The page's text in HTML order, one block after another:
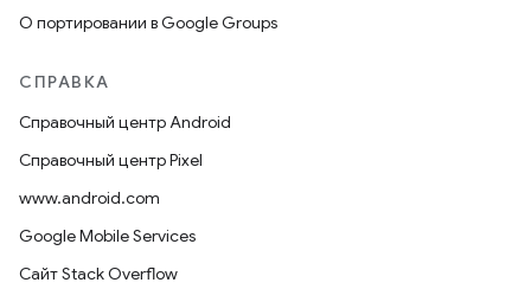
О портировании в Google Groups
СПРАВКА
Справочный центр Android
Справочный центр Pixel
www.android.com
Google Mobile Services
Сайт Stack Overflow